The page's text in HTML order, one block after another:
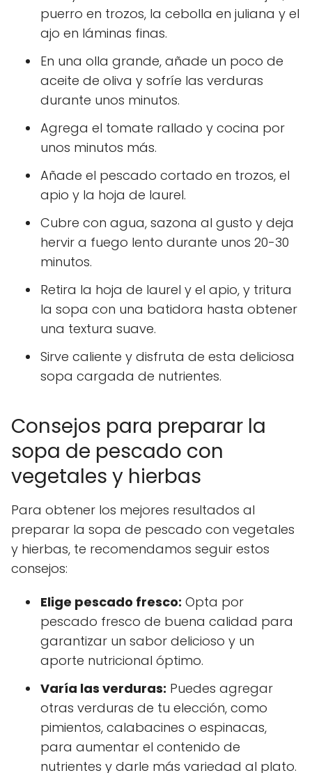
puerro en trozos, la cebolla en juliana y el
ajo en láminas finas.
En una olla grande, añade un poco de
aceite de oliva y sofríe las verduras
durante unos minutos.
Agrega el tomate rallado y cocina por
unos minutos más.
Añade el pescado cortado en trozos, el
apio y la hoja de laurel.
Cubre con agua, sazona al gusto y deja
hervir a fuego lento durante unos 20-30
minutos.
Retira la hoja de laurel y el apio, y tritura
la sopa con una batidora hasta obtener
una textura suave.
Sirve caliente y disfruta de esta deliciosa
sopa cargada de nutrientes.
Consejos para preparar la
sopa de pescado con
vegetales y hierbas
Para obtener los mejores resultados al
preparar la sopa de pescado con vegetales
y hierbas, te recomendamos seguir estos
consejos:
Elige pescado fresco: Opta por
pescado fresco de buena calidad para
garantizar un sabor delicioso y un
aporte nutricional óptimo.
Varía las verduras: Puedes agregar
otras verduras de tu elección, como
pimientos, calabacines o espinacas,
para aumentar el contenido de
nutrientes y darle más variedad al plato.